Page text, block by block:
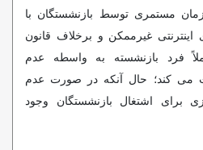
مستمری توسط بازنشستگان با
اینترنتی غیرممکن و برخلاف قانون
فرد بازنشسته به واسطه عدم
می کند؛ حال آنکه در صورت عدم
برای اشتغال بازنشستگان وجود